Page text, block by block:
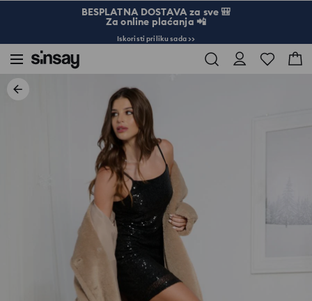
BESPLATNA DOSTAVA za sve 🎒
Za online plaćanja 📲
Iskoristi priliku sada >>